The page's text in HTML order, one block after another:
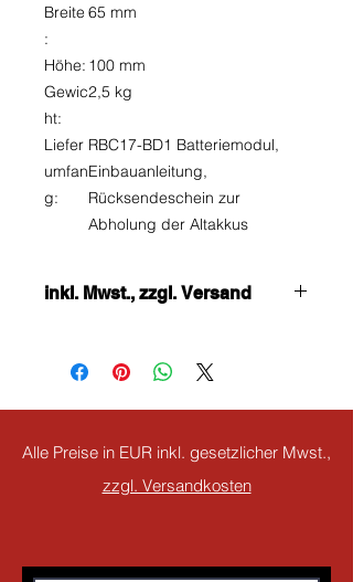
Breite
:
65 mm
Höhe: 100 mm
Gewic
ht:
2,5 kg
Liefer
umfan
g:
RBC17-BD1 Batteriemodul,
Einbauanleitung,
Rücksendeschein zur
Abholung der Altakkus
inkl. Mwst., zzgl. Versand
Alle Preise in EUR inkl. gesetzlicher Mwst.,
zzgl. Versandkosten